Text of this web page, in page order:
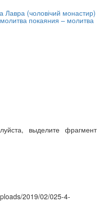
Лавра (чоловічий монастир)
покаяния – молитва
выделите фрагмент
2019/02/025-4-